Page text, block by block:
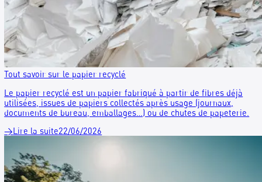
Quand conformité réglementaire rime avec engagement
environnemental.
→Lire la suite08/07/2026